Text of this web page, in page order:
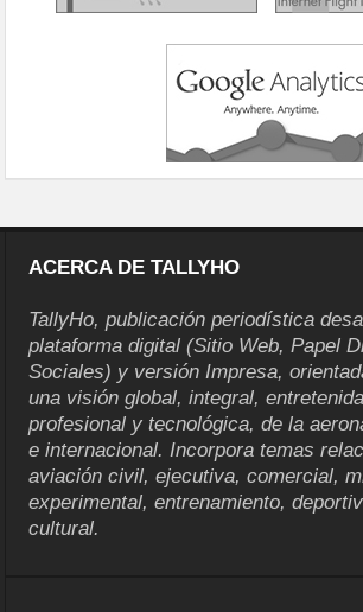
ACERCA DE TALLYHO
TallyHo, publicación periodística
plataforma digital (Sitio Web, Papel
Sociales) y versión Impresa,
una visión global, integral,
profesional y tecnológica, de la
e internacional. Incorpora temas
aviación civil, ejecutiva, comercial,
experimental, entrenamiento,
cultural.